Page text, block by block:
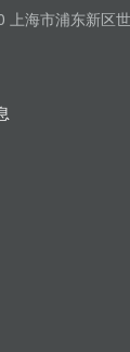
上海市浦东新区